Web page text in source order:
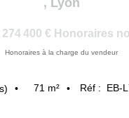
, Lyon
274 400 € Honoraires
Honoraires à la charge du vendeur
71 m² Réf : EB-